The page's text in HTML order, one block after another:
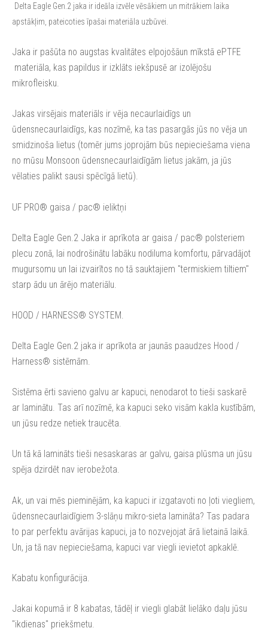
Delta Eagle Gen.2 jaka ir ideāla izvēle vēsākiem un mitrākiem laika
apstākļim , pateicoties īpašai materiāla uzbūvei.
Jaka ir pašūta no augstas kvalitātes elpojošāun mīkstā ePTFE
materiāla, kas papildus ir izklāts iekšpusē ar izolējošu
mikrofleisku.
Jakas virsējais materiāls ir vēja necaurlaidīgs un
ūdensnecaurlaidīgs, kas nozīmē, ka tas pasargās jūs no vēja un
smidzinoša lietus (tomēr jums joprojām būs nepieciešama viena
no mūsu Monsoon ūdensnecaurlaidīgām lietus jakām, ja jūs
vēlaties palikt sausi spēcīgā lietū).
UF PRO® gaisa / pac® ieliktņi
Delta Eagle Gen.2 Jaka ir aprīkota ar gaisa / pac® polsteriem
plecu zonā, lai nodrošinātu labāku nodiluma komfortu, pārvadājot
mugursomu un lai izvairītos no tā sauktajiem "termiskiem tiltiem"
starp ādu un ārējo materiālu.
HOOD / HARNESS® SYSTEM.
Delta Eagle Gen.2 jaka ir aprīkota ar jaunās paaudzes Hood /
Harness® sistēmām.
Sistēma ērti savieno galvu ar kapuci, nenodarot to tieši saskarē
ar laminātu. Tas arī nozīmē, ka kapuci seko visām kakla kustībām,
un jūsu redze netiek traucēta.
Un tā kā lamināts tieši nesaskaras ar galvu, gaisa plūsma un jūsu
spēja dzirdēt nav ierobežota.
Ak, un vai mēs pieminējām, ka kapuci ir izgatavoti no ļoti viegliem,
ūdensnecaurlaidīgiem 3-slāņu mikro-sieta lamināta? Tas padara
to par perfektu avārijas kapuci, ja to nozvejojat ārā lietainā laikā.
Un, ja tā nav nepieciešama, kapuci var viegli ievietot apkaklē.
Kabatu konfigurācija.
Jakai kopumā ir 8 kabatas, tādēļ ir viegli glabāt lielāko daļu jūsu
"ikdienas" priekšmetu.